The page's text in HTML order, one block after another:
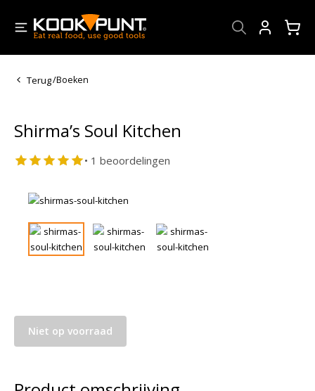
Terug/Boeken
Shirma’s Soul Kitchen
• 1 beoordelingen
Niet op voorraad